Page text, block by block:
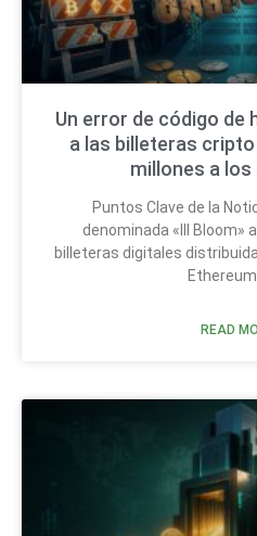
Un error de código de
a las billeteras
millones a
Puntos Clave de la
denominada «Ill Bloom»
billeteras digitales
READ